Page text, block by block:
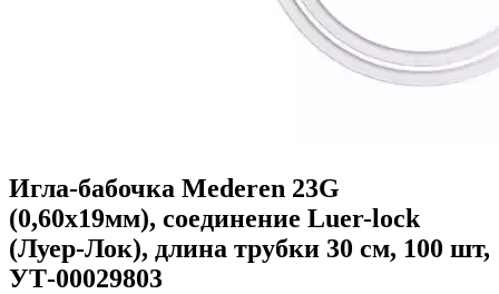
Игла-бабочка Mederen 23G
(0,60х19мм), соединение Luer-lock
(Луер-Лок), длина трубки 30 см, 100 шт,
УТ-00029803